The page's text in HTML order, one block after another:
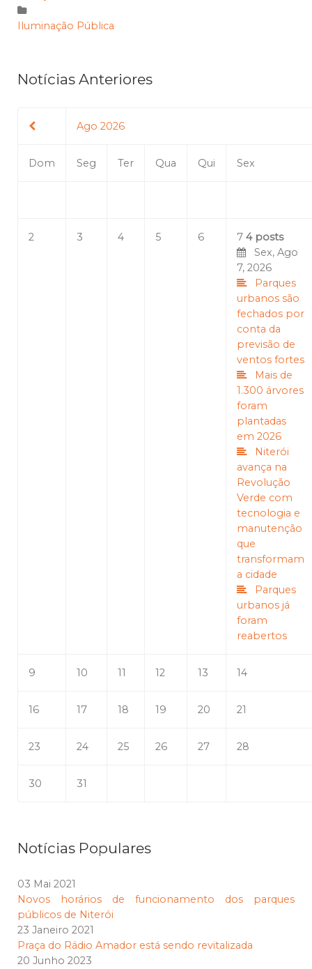
Iluminação Pública
Notícias Anteriores
Ago 2026
Dom Seg Ter Qua Qui Sex
2 3 4 5 6 7 4 posts
Sex, Ago
7, 2026
Parques
urbanos são
fechados por
conta da
previsão de
ventos fortes
Mais de
1.300 árvores
foram
plantadas
em 2026
Niterói
avança na
Revolução
Verde com
tecnologia e
manutenção
que
transformam
a cidade
Parques
urbanos já
foram
reabertos
9 10 11 12 13 14
16 17 18 19 20 21
23 24 25 26 27 28
30 31
Notícias Populares
03 Mai 2021
Novos horários de funcionamento dos parques
públicos de Niterói
23 Janeiro 2021
Praça do Rádio Amador está sendo revitalizada
20 Junho 2023